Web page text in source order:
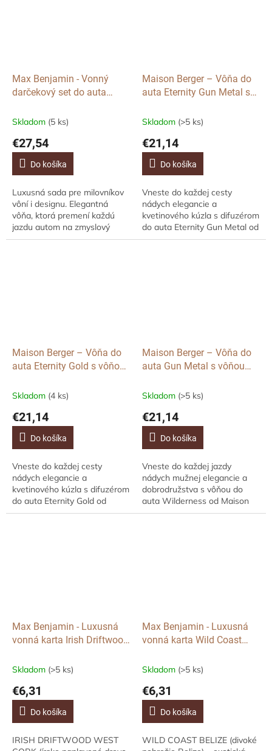
Max Benjamin - Vonný
darčekový set do auta
Pomegranate
Skladom (5 ks)
€27,54
Do košíka
Luxusná sada pre milovníkov
vôní i designu. Elegantná
vôňa, ktorá premení každú
jazdu autom na zmyslový
zážitok. Prémiová darčeková
Maison Berger – Vôňa do
auta Eternity Gun Metal s
Skladom (>5 ks)
€21,14
Do košíka
Vneste do každej cesty
nádych elegancie a
kvetinového kúzla s difuzérom
do auta Eternity Gun Metal od
Maison Berger Paris. Tento
Maison Berger – Vôňa do
auta Eternity Gold s vôňou
Skladom (4 ks)
€21,14
Do košíka
Vneste do každej cesty
nádych elegancie a
kvetinového kúzla s difuzérom
do auta Eternity Gold od
Maison Berger Paris. Tento
Maison Berger – Vôňa do
auta Gun Metal s vôňou
Skladom (>5 ks)
€21,14
Do košíka
Vneste do každej jazdy
nádych mužnej elegancie a
dobrodružstva s vôňou do
auta Wilderness od Maison
Berger Paris. Tento dizajnový
Max Benjamin - Luxusná
vonná karta Irish Driftwood
Skladom (>5 ks)
€6,31
Do košíka
IRISH DRIFTWOOD WEST
Max Benjamin - Luxusná
vonná karta Wild Coast
Skladom (>5 ks)
€6,31
Do košíka
WILD COAST BELIZE (divoké